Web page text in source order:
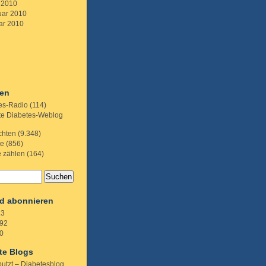
2010
2010
2010
Radio (114)
Diabetes-Weblog
(9.348)
(856)
zählen (164)
abonnieren
Blogs
– Diabetesblog